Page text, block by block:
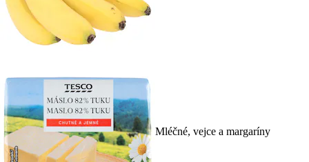
Mléčné, vejce a margaríny